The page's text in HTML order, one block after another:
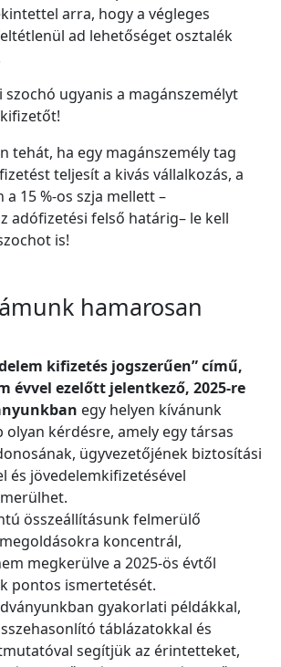
arra, hogy a végleges
ad lehetőséget osztalék
szochó ugyanis a magánszemélyt
tehát, ha egy magánszemély tag
teljesít a kivás vállalkozás, a
15 %-os szja mellett –
adófizetési felső határig– le kell
is!
hamarosan
kifizetés jogszerűen” című,
évvel ezelőtt jelentkező, 2025-re
egy helyen kívánunk
olyan kérdésre, amely egy társas
ügyvezetőjének biztosítási
és jövedelemkifizetésével
összeállításunk felmerülő
koncentrál,
megkerülve a 2025-ös évtől
pontos ismertetését.
gyakorlati példákkal,
táblázatokkal és
segítjük az érintetteket,